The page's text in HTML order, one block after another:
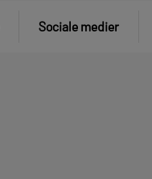
Sociale medier